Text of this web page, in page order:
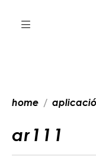
home
ar1 1 1